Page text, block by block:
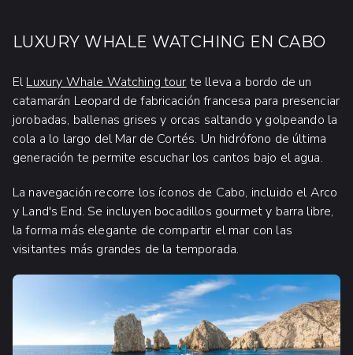
LUXURY WHALE WATCHING EN CABO
ElLuxury Whale Watching tour te lleva a bordo de un
catamarán Leopard de fabricación francesa para presenciar
jorobadas, ballenas grises y orcas saltando y golpeando la
cola a lo largo del Mar de Cortés. Un hidrófono de última
generación te permite escuchar los cantos bajo el agua.
La navegación recorre los íconos de Cabo, incluido el Arco
y Land's End. Se incluyen bocadillos gourmet y barra libre,
la forma más elegante de compartir el mar con las
visitantes más grandes de la temporada.